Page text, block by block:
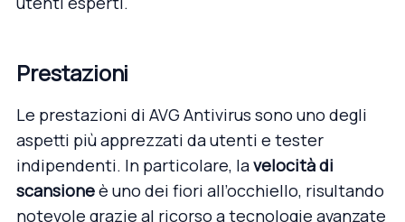
Prestazioni
Le prestazioni di AVG Antivirus sono uno degli
aspetti più apprezzati da utenti e tester
indipendenti. In particolare, lavelocità di
scansioneè uno dei fiori all’occhiello, risultando
notevole grazie al ricorso a tecnologie avanzate